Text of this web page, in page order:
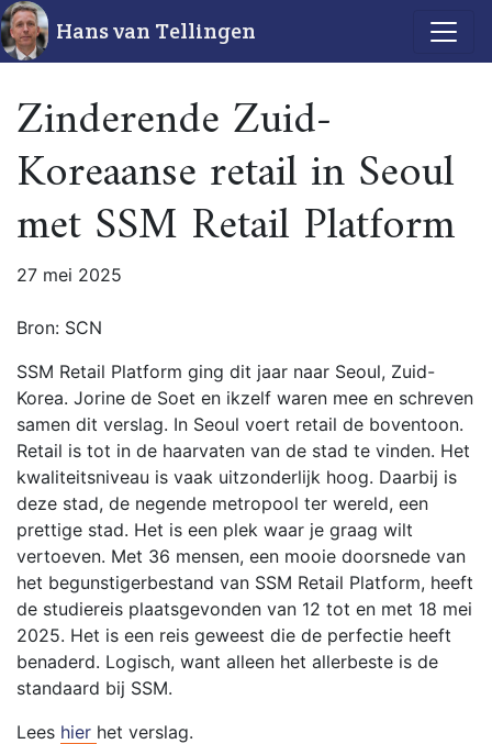
Hans van Tellingen
Zinderende Zuid-
Koreaanse retail in Seoul
met SSM Retail Platform
27 mei 2025
Bron: SCN
SSM Retail Platform ging dit jaar naar Seoul, Zuid-
Korea. Jorine de Soet en ikzelf waren mee en schreven
samen dit verslag. In Seoul voert retail de boventoon.
Retail is tot in de haarvaten van de stad te vinden. Het
kwaliteitsniveau is vaak uitzonderlijk hoog. Daarbij is
deze stad, de negende metropool ter wereld, een
prettige stad. Het is een plek waar je graag wilt
vertoeven. Met 36 mensen, een mooie doorsnede van
het begunstigerbestand van SSM Retail Platform, heeft
de studiereis plaatsgevonden van 12 tot en met 18 mei
2025. Het is een reis geweest die de perfectie heeft
benaderd. Logisch, want alleen het allerbeste is de
standaard bij SSM.
Lees hier het verslag.